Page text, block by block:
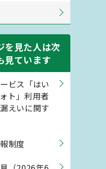
を見た人は次
見ています
ビス「はい
ト」利用者
えいに関す
制度